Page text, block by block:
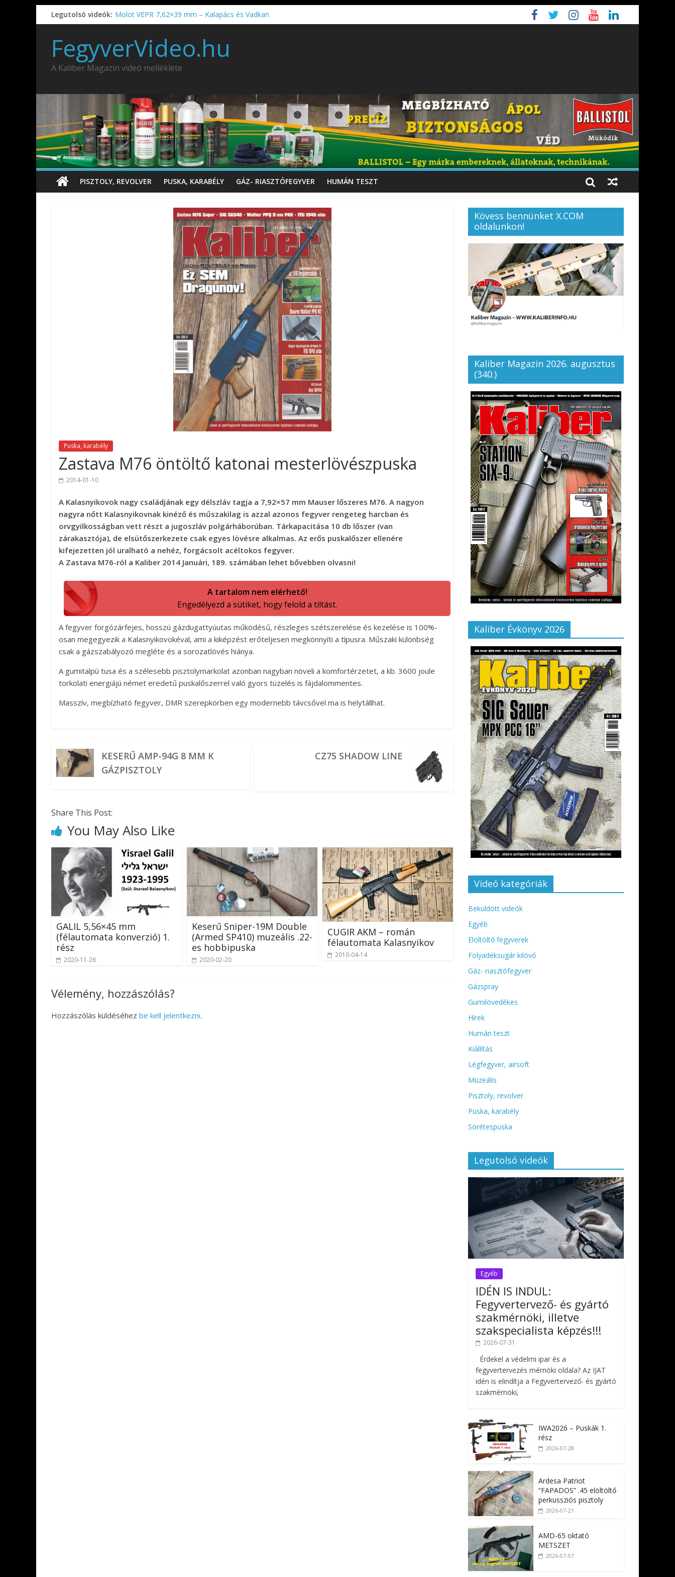
Legutolsó videók: Molot VEPR 7,62×39 mm – Kalapács és Vadkan
IDÉN IS INDUL: Fegyvertervező- és gyártó szakmérnöki, illetve szakspecialista képzés!!!
IWA2026 – Puskák 1. rész
Ardesa Patriot “FAPADOS” .45 elöltöltő perkussziós pisztoly
AMD-65 oktató METSZET
FegyverVideo.hu
A Kaliber Magazin videó melléklete
PISZTOLY, REVOLVER PUSKA, KARABÉLY GÁZ- RIASZTÓFEGYVER HUMÁN TESZT
Puska, karabély
Zastava M76 öntöltő katonai mesterlövészpuska
2014-01-10
A Kalasnyikovok nagy családjának egy délszláv tagja a 7,92×57 mm Mauser lőszeres M76. A nagyon
nagyra nőtt Kalasnyikovnak kinéző és műszakilag is azzal azonos fegyver rengeteg harcban és
orvgyilkosságban vett részt a jugoszláv polgárháborúban. Tárkapacitása 10 db lőszer (van
zárakasztója), de elsütőszerkezete csak egyes lövésre alkalmas. Az erős puskalőszer ellenére
kifejezetten jól uralható a nehéz, forgácsolt acéltokos fegyver.
A Zastava M76-ról a Kaliber 2014 Januári, 189. számában lehet bővebben olvasni!
A tartalom nem elérhető!
Engedélyezd a sütiket, hogy felold a tiltást.
A fegyver forgózárfejes, hosszú gázdugattyúutas működésű, részleges szétszerelése és kezelése is 100%-
osan megegyezik a Kalasnyikovokéval, ami a kiképzést erőteljesen megkönnyíti a típusra. Műszaki különbség
csak a gázszabályozó megléte és a sorozatlövés hiánya.
A gumitalpú tusa és a szélesebb pisztolymarkolat azonban nagyban növeli a komfortérzetet, a kb. 3600 joule
torkolati energiájú német eredetű puskalőszerrel való gyors tüzelés is fájdalommentes.
Masszív, megbízható fegyver, DMR szerepkörben egy modernebb távcsővel ma is helytállhat.
KESERŰ AMP-94G 8 MM K
GÁZPISZTOLY
CZ75 SHADOW LINE
Share This Post:
You May Also Like
GALIL 5,56×45 mm
(félautomata konverzió) 1.
rész
2020-11-26
Keserű Sniper-19M Double
(Armed SP410) muzeális .22-
es hobbipuska
2020-02-20
CUGIR AKM – román
félautomata Kalasnyikov
2010-04-14
Vélemény, hozzászólás?
Hozzászólás küldéséhez be kell jelentkezni.
Kövess bennünket X.COM
oldalunkon!
Kaliber Magazin 2026. augusztus
(340.)
Kaliber Évkönyv 2026
Videó kategóriák
Beküldött videók
Egyéb
Elöltöltő fegyverek
Folyadéksugár kilövő
Gáz- riasztófegyver
Gázspray
Gumilövedékes
Hírek
Humán teszt
Kiállítás
Légfegyver, airsoft
Muzeális
Pisztoly, revolver
Puska, karabély
Sörétespuska
Legutolsó videók
Egyéb
IDÉN IS INDUL:
Fegyvertervező- és gyártó
szakmérnöki, illetve
szakspecialista képzés!!!
2026-07-31
Érdekel a védelmi ipar és a
fegyvertervezés mérnöki oldala? Az IJAT
idén is elindítja a Fegyvertervező- és gyártó
szakmérnöki,
IWA2026 – Puskák 1.
rész
2026-07-28
Ardesa Patriot
“FAPADOS” .45 elöltöltő
perkussziós pisztoly
2026-07-21
AMD-65 oktató
METSZET
2026-07-07